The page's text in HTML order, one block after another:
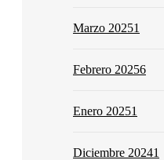
Marzo 20251
Febrero 20256
Enero 20251
Diciembre 20241